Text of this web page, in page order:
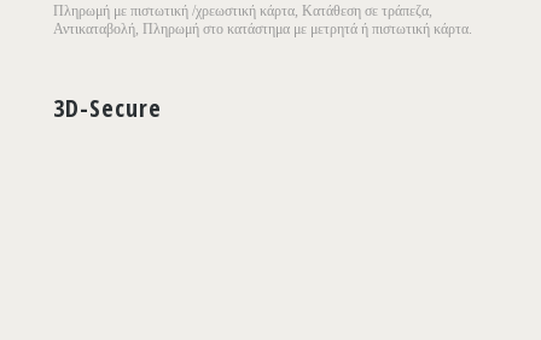
Πληρωμή με πιστωτική /χρεωστική κάρτα, Κατάθεση σε τράπεζα,
Αντικαταβολή, Πληρωμή στο κατάστημα με μετρητά ή πιστωτική κάρτα.
3D-Secure